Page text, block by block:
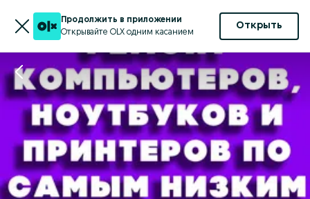
Продолжить в приложении
Открывайте OLX одним касанием
Открыть